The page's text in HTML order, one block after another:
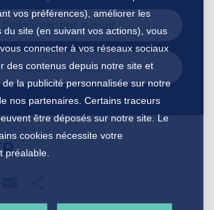
Contacter par e-mail
Visiter le site web
vos préférences), améliorer les
du site (en suivant vos actions), vous
connecter à vos réseaux sociaux
des contenus depuis notre site et
la publicité personnalisée sur notre
nos partenaires. Certains traceurs
être déposés sur notre site. Le
cookies nécessite votre
préalable.